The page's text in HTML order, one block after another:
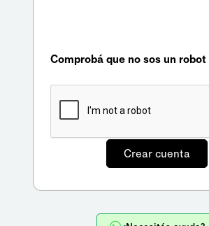
Comprobá que no sos un robot